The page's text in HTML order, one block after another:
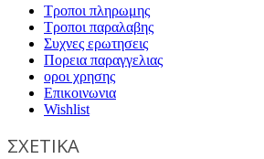
Τροποι πληρωμης
Τροποι παραλαβης
Συχνες ερωτησεις
Πορεια παραγγελιας
οροι χρησης
Επικοινωνια
Wishlist
ΣΧΕΤΙΚΑ